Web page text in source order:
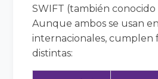
SWIFT (también conocido
Aunque ambos se usan
internacionales, cumplen
distintas: